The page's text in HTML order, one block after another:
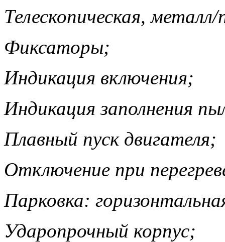
Телескопическая,
Фиксаторы;
Индикация включения;
Индикация заполнения
Плавный пуск двигателя;
Отключение при
Парковка:
Ударопрочный корпус;